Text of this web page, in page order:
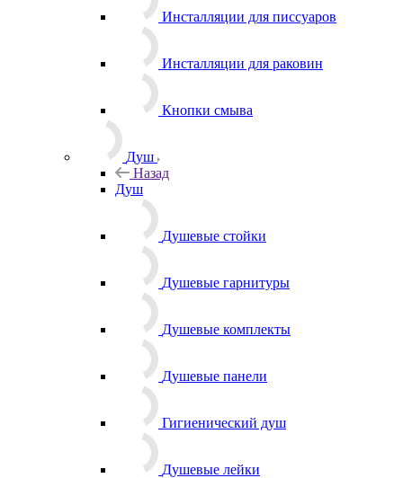
Инсталляции для писсуаров
Инсталляции для раковин
Кнопки смыва
Душ
Назад
Душ
Душевые стойки
Душевые гарнитуры
Душевые комплекты
Душевые панели
Гигиенический душ
Душевые лейки